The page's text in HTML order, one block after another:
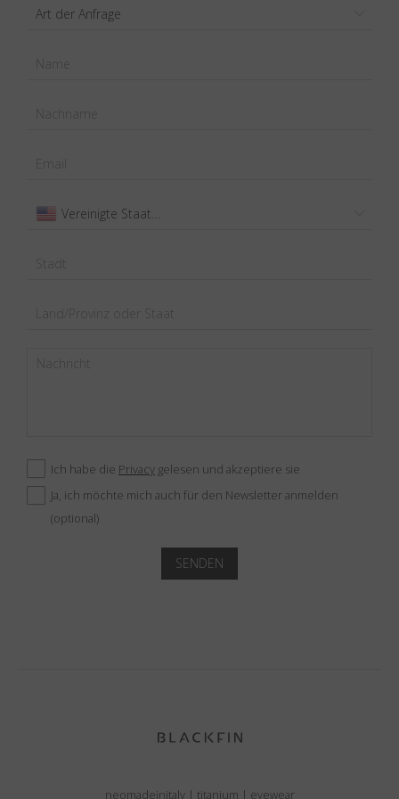
Art der Anfrage
Vereinigte Staaten
Ich habe die Privacy gelesen und akzeptiere sie
Ja, ich möchte mich auch für den Newsletter anmelden
(optional)
SENDEN
neomadeinitaly | titanium | eyewear